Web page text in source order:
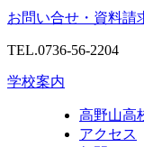
お問い合せ・資料請
TEL.0736-56-2204
学校案内
高野山高
アクセス